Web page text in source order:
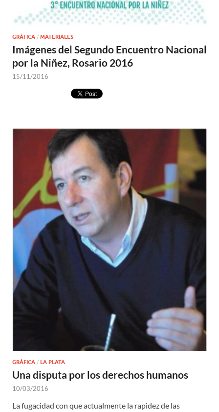
GRÁFICA / MATERIALES
Imágenes del Segundo Encuentro Nacional
por la Niñez, Rosario 2016
15/11/2016
GRÁFICA / LA PLATA
Una disputa por los derechos humanos
10/03/2016
La fugacidad con que actualmente la rapidez de las